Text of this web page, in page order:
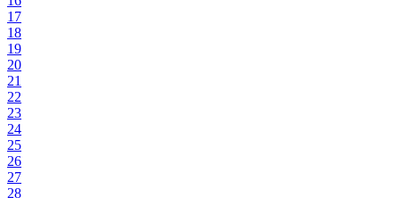
17
18
19
20
21
22
23
24
25
26
27
28